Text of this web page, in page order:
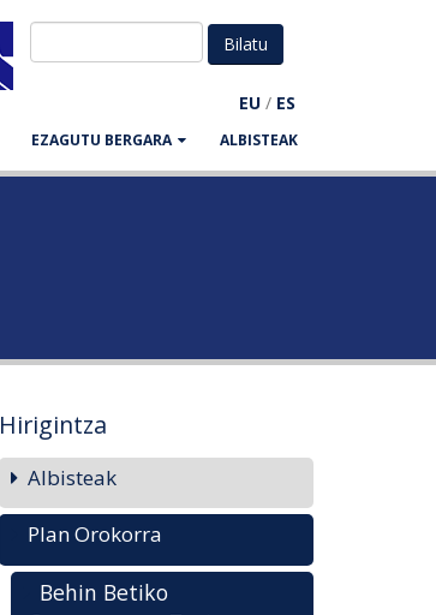
EU / ES
EZAGUTU BERGARA ALBISTEAK
Hirigintza
Albisteak
Plan Orokorra
Behin Betiko